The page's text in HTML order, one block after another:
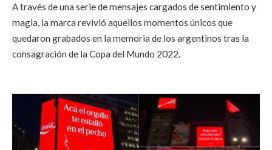
A través de una serie de mensajes cargados de sentimiento y
magia, la marca revivió aquellos momentos únicos que
quedaron grabados en la memoria de los argentinos tras la
consagración de la Copa del Mundo 2022.